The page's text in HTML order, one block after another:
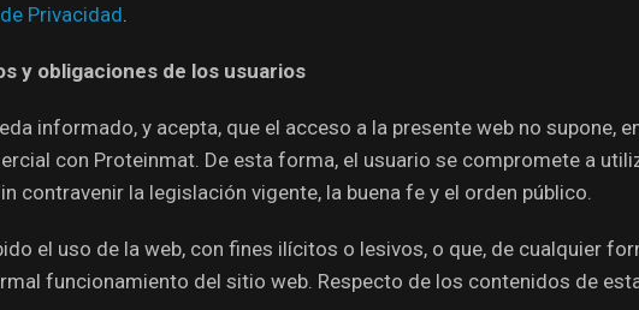
Privacidad
y obligaciones de los usuarios
informado, y acepta, que el acceso a la presente web no supone,
con Proteinmat. De esta forma, el usuario se compromete a
contravenir la legislación vigente, la buena fe y el orden público.
el uso de la web, con fines ilícitos o lesivos, o que, de cualquier
funcionamiento del sitio web. Respecto de los contenidos de